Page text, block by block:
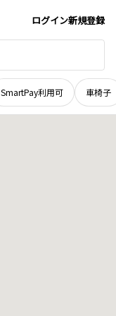
ログイン新規登録
SmartPay利用可 車椅子